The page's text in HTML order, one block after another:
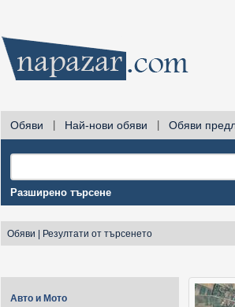
Обяви Най-нови обяви Обяви
Разширено търсене
Обяви Резултати от търсенето
Авто и Мото